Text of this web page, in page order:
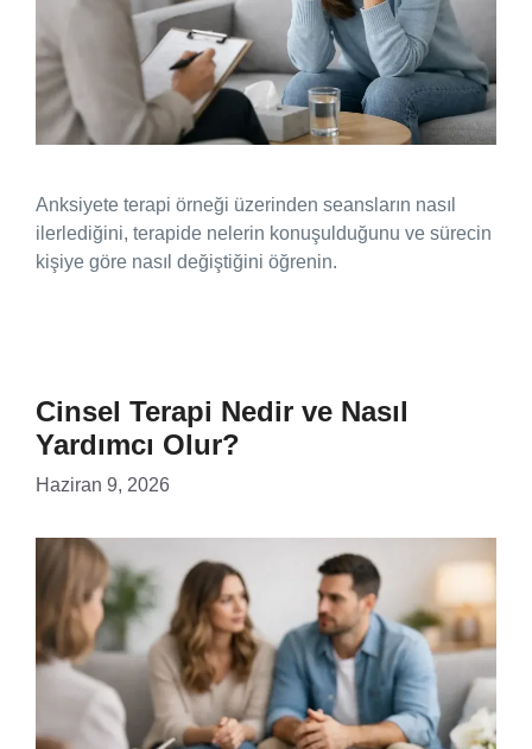
Anksiyete terapi örneği üzerinden seansların nasıl
ilerlediğini, terapide nelerin konuşulduğunu ve sürecin
kişiye göre nasıl değiştiğini öğrenin.
Cinsel Terapi Nedir ve Nasıl
Yardımcı Olur?
Haziran 9, 2026